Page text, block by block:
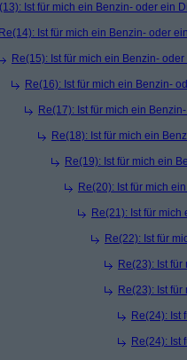
Ist für mich ein Benzin- oder ein
Re(14): Ist für mich ein Benzin- oder
Re(15): Ist für mich ein Benzin-
Re(16): Ist für mich ein Benzin-
Re(17): Ist für mich ein
Re(18): Ist für mich ein
Re(19): Ist für mich ein
Re(20): Ist für mich
Re(21): Ist für
Re(22): Ist für
Re(23): Ist
Re(23): Ist
Re(24): Ist
Re(24): Ist